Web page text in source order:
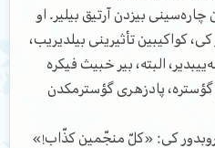
بیزدن آرتیق بیلیر. او
کواکیبین تأثیرینی بیلدیریب،
البته، بیر خبیث فیکره
گؤستره، پادزهری گؤسترمکدن
کی: «کلّ منجّمین کذّاب!»